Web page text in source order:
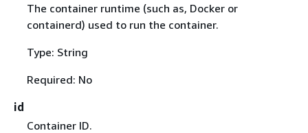
The container runtime (such as, Docker or
containerd) used to run the container.
Type: String
Required: No
id
Container ID.